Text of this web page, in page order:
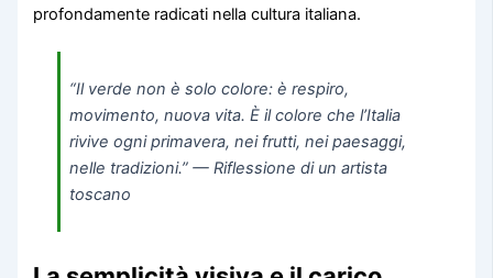
profondamente radicati nella cultura italiana.
“Il verde non è solo colore: è respiro,
movimento, nuova vita. È il colore che l’Italia
rivive ogni primavera, nei frutti, nei paesaggi,
nelle tradizioni.” — Riflessione di un artista
toscano